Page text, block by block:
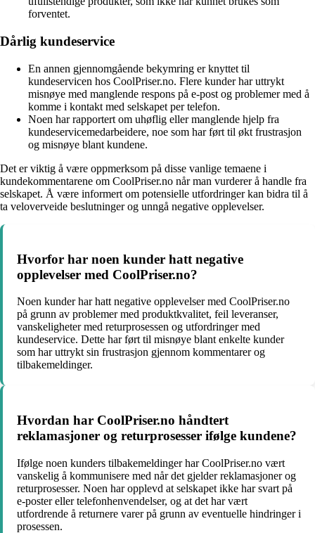
forventet.
Dårlig kundeservice
En annen gjennomgående bekymring er knyttet til
kundeservicen hos CoolPriser.no. Flere kunder har uttrykt
misnøye med manglende respons på e-post og problemer med å
komme i kontakt med selskapet per telefon.
Noen har rapportert om uhøflig eller manglende hjelp fra
kundeservicemedarbeidere, noe som har ført til økt frustrasjon
og misnøye blant kundene.
Det er viktig å være oppmerksom på disse vanlige temaene i
kundekommentarene om CoolPriser.no når man vurderer å handle fra
selskapet. Å være informert om potensielle utfordringer kan bidra til å
ta veloverveide beslutninger og unngå negative opplevelser.
Hvorfor har noen kunder hatt negative
opplevelser med CoolPriser.no?
Noen kunder har hatt negative opplevelser med CoolPriser.no
på grunn av problemer med produktkvalitet, feil leveranser,
vanskeligheter med returprosessen og utfordringer med
kundeservice. Dette har ført til misnøye blant enkelte kunder
som har uttrykt sin frustrasjon gjennom kommentarer og
tilbakemeldinger.
Hvordan har CoolPriser.no håndtert
reklamasjoner og returprosesser ifølge kundene?
Ifølge noen kunders tilbakemeldinger har CoolPriser.no vært
vanskelig å kommunisere med når det gjelder reklamasjoner og
returprosesser. Noen har opplevd at selskapet ikke har svart på
e-poster eller telefonhenvendelser, og at det har vært
utfordrende å returnere varer på grunn av eventuelle hindringer i
prosessen.